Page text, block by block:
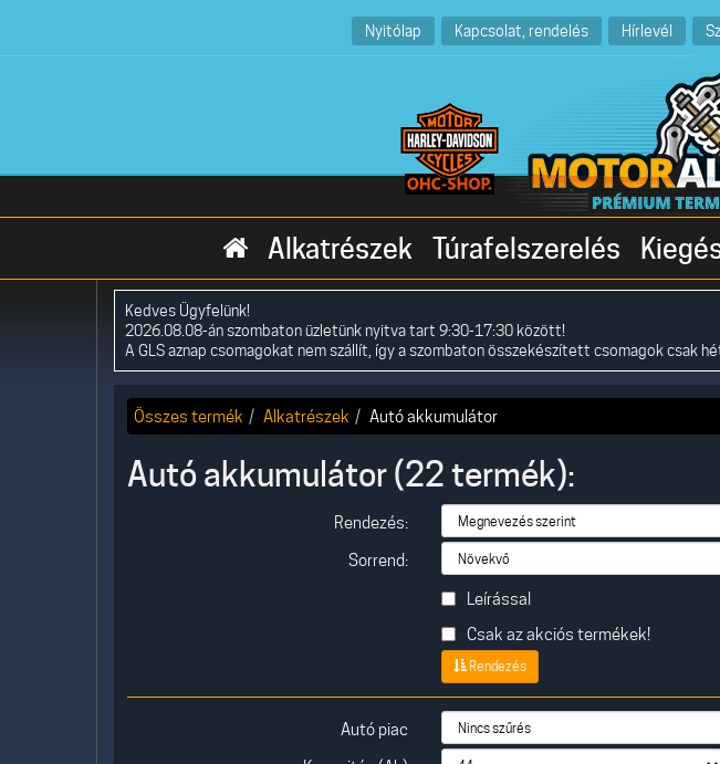
Nyitólap Kapcsolat, rendelés Hírlevél
Alkatrészek Túrafelszerelés
Kedves Ügyfelünk!
2026.08.08-án szombaton üzletünk nyitva tart 9:30-17:30 között!
A GLS aznap csomagokat nem szállít, így a szombaton összekészített csomagok csak
Összes termék Alkatrészek Autó akkumulátor
Autó akkumulátor (22 termék):
Rendezés:
Sorrend:
Leírással
Csak az akciós termékek!
Rendezés
Autó piac